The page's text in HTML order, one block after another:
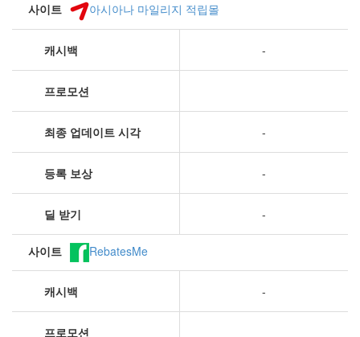
사이트 아시아나 마일리지 적립몰
캐시백 -
프로모션
최종 업데이트 시각 -
등록 보상 -
딜 받기 -
사이트 RebatesMe
캐시백 -
프로모션